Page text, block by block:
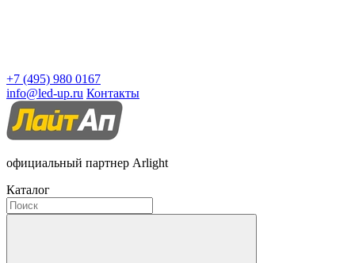
+7 (495) 980 0167
info@led-up.ru Контакты
официальный партнер Arlight
Каталог